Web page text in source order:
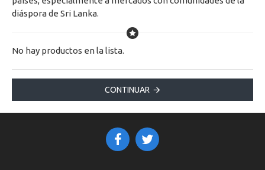
diáspora de Sri Lanka.
No hay productos en la lista.
CONTINUAR